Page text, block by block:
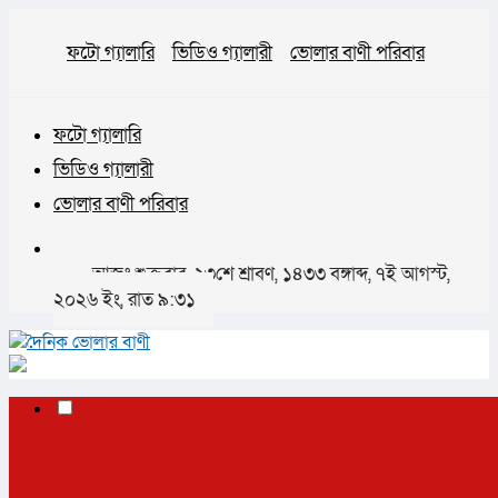
ফটো গ্যালারি ভিডিও গ্যালারী ভোলার বাণী পরিবার
ফটো গ্যালারি
ভিডিও গ্যালারী
ভোলার বাণী পরিবার
আজঃ শুক্রবার, ২৩শে শ্রাবণ, ১৪৩৩ বঙ্গাব্দ, ৭ই আগস্ট,
২০২৬ ইং, রাত ৯:৩১
✕